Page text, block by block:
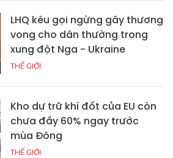
LHQ kêu gọi ngừng gây thương
vong cho dân thường trong
xung đột Nga - Ukraine
THẾ GIỚI
Kho dự trữ khí đốt của EU còn
chưa đầy 60% ngay trước
mùa Đông
THẾ GIỚI